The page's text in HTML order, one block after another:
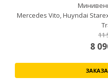
Mercedes Vito, Huyndai
11
8